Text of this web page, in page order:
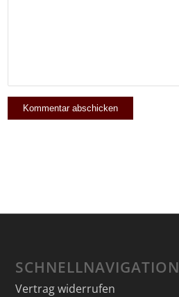
SCHNELLNAVIGATION
Vertrag widerrufen